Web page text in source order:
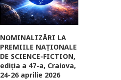
NOMINALIZĂRI LA
PREMIILE NAȚIONALE
DE SCIENCE-FICTION,
ediția a 47-a, Craiova,
24-26 aprilie 2026